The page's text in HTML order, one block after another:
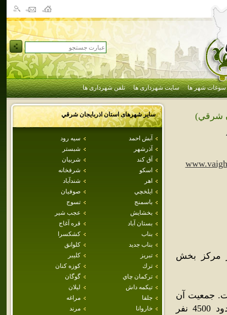
سوغات شهر ها سایت شهرداری ها تلفن شهرداری ها
سایر شهرهای استاناذربايجان شرقي
آبش احمد
سيه رود
آذرشهر
شبستر
آق كند
شربيان
اسكو
شرفخانه
اهر
شندآباد
ايلخچي
صوفيان
باسمنج
تسوج
بخشايش
عجب شير
بستان آباد
قره آغاج
بناب
كشكسرا
بناب جديد
كلوانق
تبريز
كليبر
ترك
كوزه كنان
تركمان چاي
گوگان
تيكمه داش
ليلان
جلفا
مراغه
خاروانا
مرند
شرقي)
مرکز بخش
جمعيت آن
بالغ بر 5 هزار نفر ودر فصل کاري (خرداد-تير-مرداد-شهريور) حدود 4500 نفر